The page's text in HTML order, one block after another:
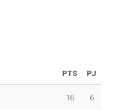
PTS PJ
16 6